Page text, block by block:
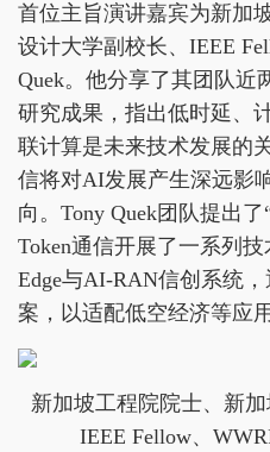
首位主旨演讲嘉宾为新加
设计大学副校长、IEEE
Quek。他分享了其团队近
研究成果，指出低时延、
联计算是未来技术发展的
信将对AI发展产生深远影
向。Tony Quek团队提出
Token通信开展了一系列
Edge与AI-RAN信创系统
案，以适配低空经济等应
新加坡工程院院士、新
IEEE Fellow、